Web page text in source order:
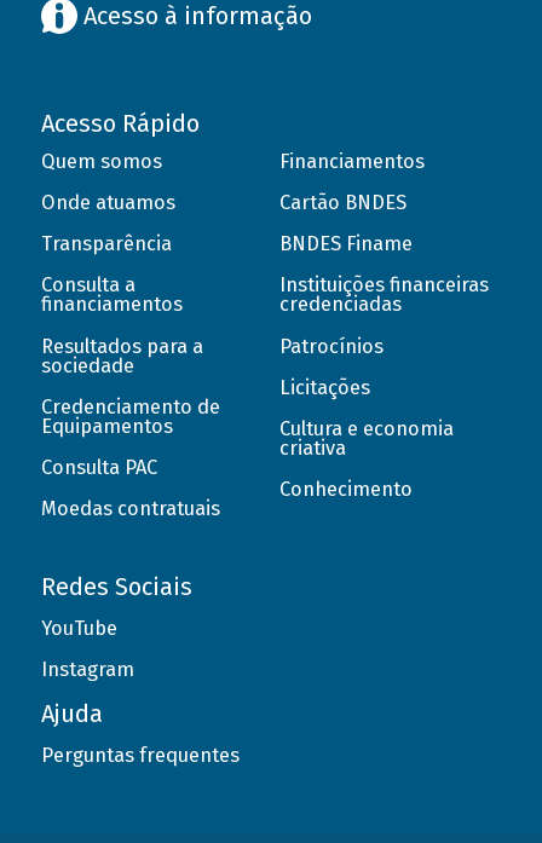
Acesso à informação
Acesso Rápido
Quem somos
Onde atuamos
Transparência
Consulta a
financiamentos
Resultados para a
sociedade
Credenciamento de
Equipamentos
Consulta PAC
Moedas contratuais
Financiamentos
Cartão BNDES
BNDES Finame
Instituições financeiras
credenciadas
Patrocínios
Licitações
Cultura e economia
criativa
Conhecimento
Redes Sociais
YouTube
Instagram
Ajuda
Perguntas frequentes